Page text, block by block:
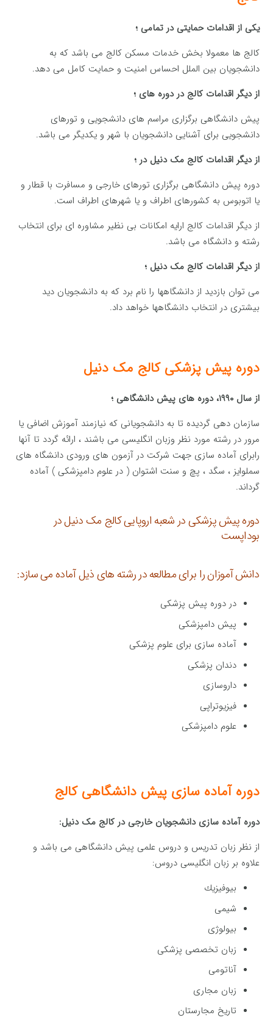
یکی از اقدامات حمایتی در تمامی ؛
کالج ها معمولا بخش خدمات مسکن کالج می باشد که به
دانشجویان بین الملل احساس امنیت و حمایت کامل می دهد.
از دیگر اقدامات کالج در دوره های ؛
پیش دانشگاهی برگزاری مراسم های دانشجویی و تورهای
دانشجویی برای آشنایی دانشجویان با شهر و یکدیگر می باشد.
از دیگر اقدامات کالج مک دنیل در ؛
دوره پیش دانشگاهی برگزاری تورهای خارجی و مسافرت با قطار و
یا اتوبوس به کشورهای اطراف و یا شهرهای اطراف است.
از دیگر اقدامات کالج ارایه امکانات بی نظیر مشاوره ای برای انتخاب
رشته و دانشگاه می باشد.
از دیگر اقدامات کالج مک دنیل ؛
می توان بازدید از دانشگاهها را نام برد که به دانشجویان دید
بیشتری در انتخاب دانشگاهها خواهد داد.
دوره پیش پزشکی کالج مک دنیل
از سال ۱۹۹۰، دوره های پیش دانشگاهی ؛
سازمان دهی گردیده تا به دانشجویانی که نیازمند آموزش اضافی یا
مرور در رشته مورد نظر وزبان انگلیسی می باشند ، ارائه گردد تا آنها
رابرای آماده سازی جهت شرکت در آزمون های ورودی دانشگاه های
سملوایز ، سگد ، پچ و سنت اشتوان ( در علوم دامپزشکی ) آماده
گرداند.
دوره پیش پزشکی در شعبه اروپایی کالج مک دنیل در
بوداپست
دانش آموزان را برای مطالعه در رشته های ذیل آماده می سازد:
در دوره پیش پزشکی
پیش دامپزشکی
آماده سازی برای علوم پزشکی
دندان پزشکی
داروسازی
فیزیوتراپی
علوم دامپزشکی
دوره آماده سازی پیش دانشگاهی کالج
دوره آماده سازی دانشجویان خارجی در کالج مک دنیل:
از نظر زبان تدریس و دروس علمی پیش دانشگاهی می باشد و
علاوه بر زبان انگلیسی دروس:
بیوفیزیك
شیمی
بیولوژی
زبان تخصصی پزشكی
آناتومی
زبان مجاری
تاریخ مجارستان